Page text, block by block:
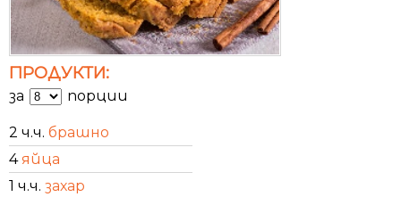
ПРОДУКТИ:
за порции
2 ч.ч. брашно
4 яйца
1 ч.ч. захар